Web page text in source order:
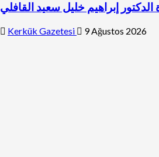
إبراهيم خليل سعيد القافلي
Kerkük Gazetesi 9 Ağustos 2026